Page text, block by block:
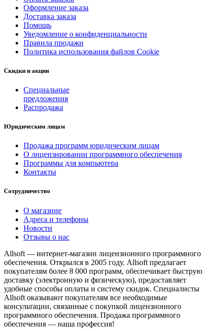
Оформление заказа
Доставка заказа
Помощь
Уведомление о конфиденциальности
Правила продажи
Политика использования файлов Cookie
Скидки и акции
Специальные
предложения
Распродажа
Юридическим лицам
Продажа программ юридическим лицам
О лицензировании программного обеспечения
Программы для компьютера
Контакты
Сотрудничество
О магазине
Адреса и телефоны
Новости
Отзывы о нас
Allsoft — интернет-магазин лицензионного программного
обеспечения. Открылся в 2005 году. Allsoft предлагает
покупателям более 8 000 программ, обеспечивает быструю
доставку (электронную и физическую), предоставляет
удобные способы оплаты и систему скидок. Специалисты
Allsoft оказывают покупателям все необходимые
консультации, связанные с покупкой лицензионного
программного обеспечения. Продажа программного
обеспечения — наша профессия!